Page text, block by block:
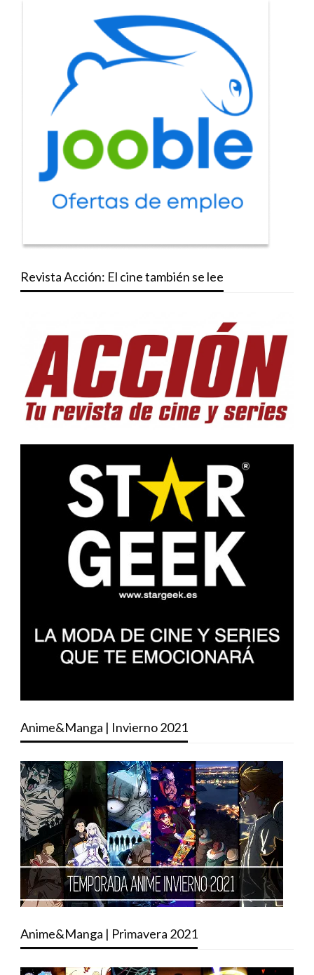
Revista Acción: El cine también se lee
Anime&Manga | Invierno 2021
Anime&Manga | Primavera 2021